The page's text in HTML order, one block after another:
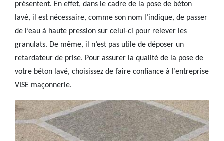
présentent. En effet, dans le cadre de la pose de béton
lavé, il est nécessaire, comme son nom l’indique, de passer
de l’eau à haute pression sur celui-ci pour relever les
granulats. De même, il n’est pas utile de déposer un
retardateur de prise. Pour assurer la qualité de la pose de
votre béton lavé, choisissez de faire confiance à l’entreprise
VISE maçonnerie.